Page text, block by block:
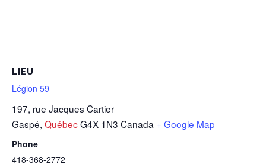
LIEU
Légion 59
197, rue Jacques Cartier
Gaspé, QuébecG4X 1N3 Canada + Google Map
Phone
418-368-2772